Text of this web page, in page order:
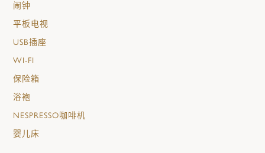
闹钟
平板电视
USB插座
WI-FI
保险箱
浴袍
NESPRESSO咖啡机
婴儿床